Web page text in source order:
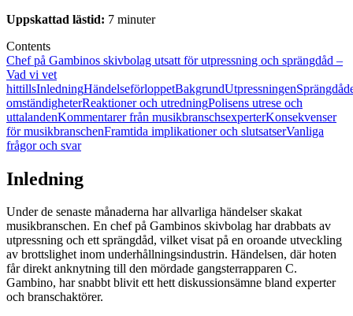
Uppskattad lästid: 7 minuter
Contents
Chef på Gambinos skivbolag utsatt för utpressning och sprängdåd –
Vad vi vet
hittillsInledningHändelseförloppetBakgrundUtpressningen
omständigheterReaktioner och utredningPolisens utrese och
uttalandenKommentarer från musikbranschsexperterKonsekvenser
för musikbranschenFramtida implikationer och slutsatserVanliga
frågor och svar
Inledning
Under de senaste månaderna har allvarliga händelser skakat
musikbranschen. En chef på Gambinos skivbolag har drabbats av
utpressning och ett sprängdåd, vilket visat på en oroande utveckling
av brottslighet inom underhållningsindustrin. Händelsen, där hoten
får direkt anknytning till den mördade gangsterrapparen C.
Gambino, har snabbt blivit ett hett diskussionsämne bland experter
och branschaktörer.